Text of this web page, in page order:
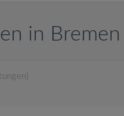
in Bremen